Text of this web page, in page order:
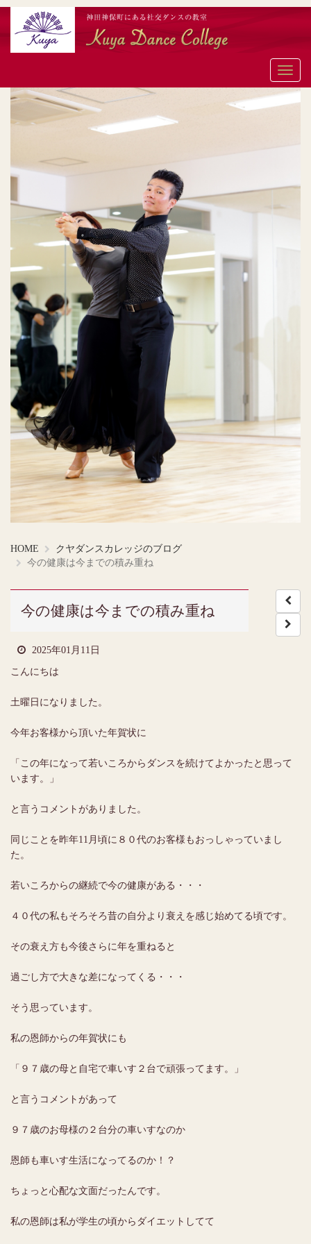
メ
ニ
HOME
クヤダンスカレッジのブログ
今の健康は今までの積み重ね
今の健康は今までの積み重ね
2025年01月11日
こんにちは
土曜日になりました。
今年お客様から頂いた年賀状に
「この年になって若いころからダンスを続けてよかったと思って
います。」
と言うコメントがありました。
同じことを昨年11月頃に８０代のお客様もおっしゃっていまし
た。
若いころからの継続で今の健康がある・・・
４０代の私もそろそろ昔の自分より衰えを感じ始めてる頃です。
その衰え方も今後さらに年を重ねると
過ごし方で大きな差になってくる・・・
そう思っています。
私の恩師からの年賀状にも
「９７歳の母と自宅で車いす２台で頑張ってます。」
と言うコメントがあって
９７歳のお母様の２台分の車いすなのか
恩師も車いす生活になってるのか！？
ちょっと心配な文面だったんです。
私の恩師は私が学生の頃からダイエットしてて